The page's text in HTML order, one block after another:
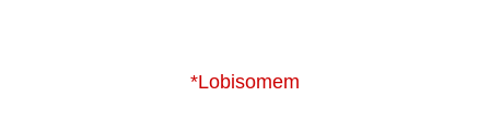
*Lobisomem